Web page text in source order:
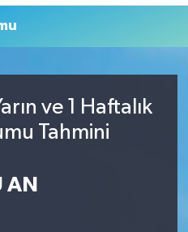
ve 1 Haftalık
Tahmini
AN
ve Fikstür